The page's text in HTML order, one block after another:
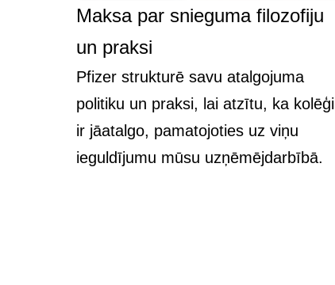
Maksa par snieguma filozofiju
un praksi
Pfizer strukturē savu atalgojuma
politiku un praksi, lai atzītu, ka kolēģi
ir jāatalgo, pamatojoties uz viņu
ieguldījumu mūsu uzņēmējdarbībā.